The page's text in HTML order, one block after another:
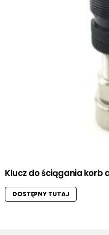
Klucz do ściągania
DOSTĘPNY TUTAJ